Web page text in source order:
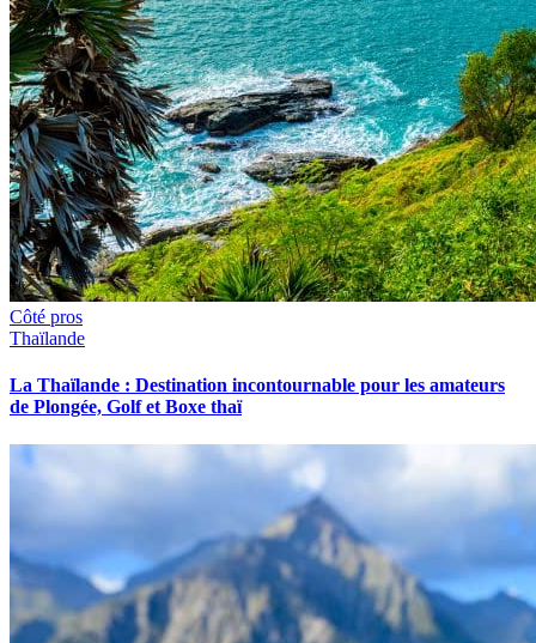
Côté pros
Thaïlande
La Thaïlande : Destination incontournable pour les amateurs
de Plongée, Golf et Boxe thaï